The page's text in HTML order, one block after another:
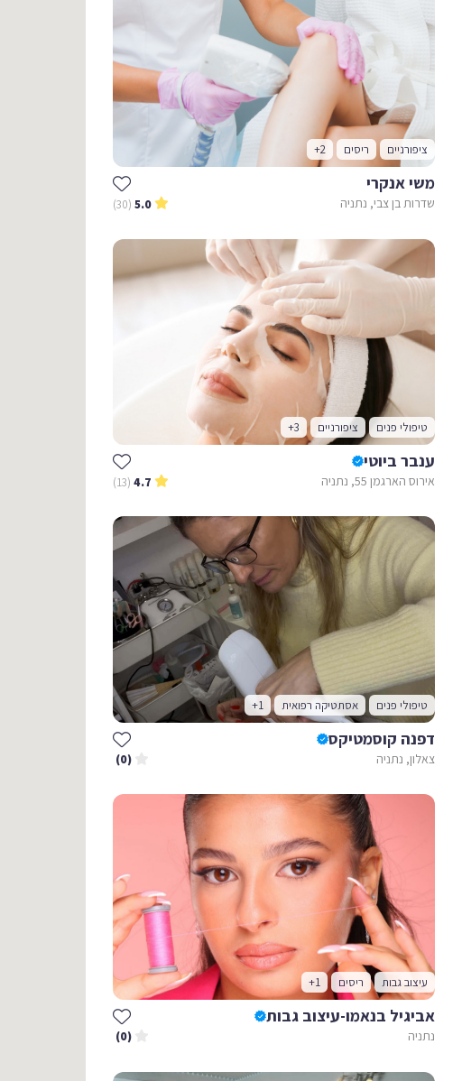
ציפורניים ריסים +2
משי אנקרי
שדרות בן צבי, נתניה 5.0
(30)
טיפולי פנים ציפורניים +3
ענבר ביוטי
אירוס הארגמן 55, נתניה 4.7
(13)
טיפולי פנים אסתטיקה רפואית +1
דפנה קוסמטיקס
צאלון, נתניה (0)
עיצוב גבות ריסים +1
אביגיל בנאמו-עיצוב גבות
נתניה (0)